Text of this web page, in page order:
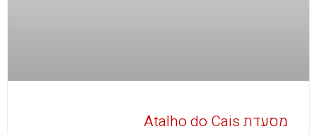
מסעדת Atalho do Cais